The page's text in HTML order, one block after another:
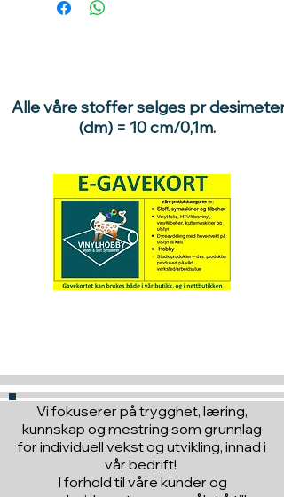
Alle våre stoffer selges pr desimeter
(dm) = 10 cm/0,1m.
Vi fokuserer på trygghet, læring,
kunnskap og mestring som grunnlag
for individuell vekst og utvikling, innad i
vår bedrift!
I forhold til våre kunder og